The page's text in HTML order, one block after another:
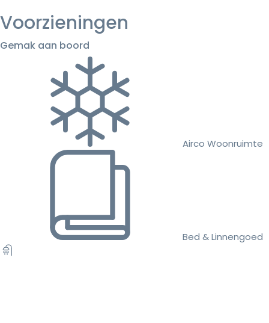
Voorzieningen
Gemak aan boord
Airco Woonruimte
Bed & Linnengoed